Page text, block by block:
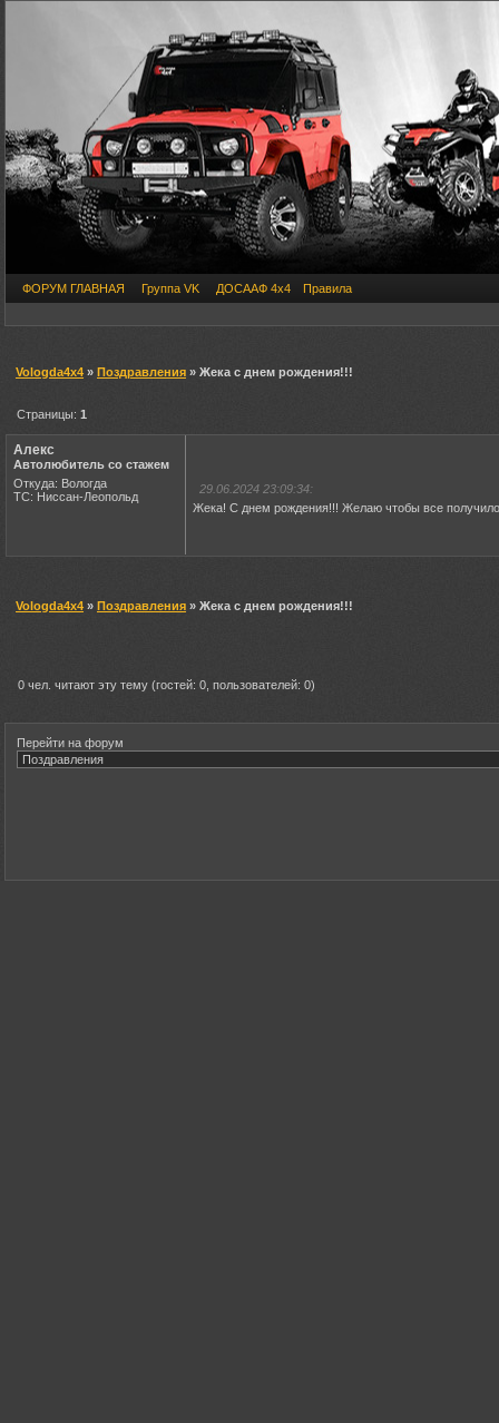
ФОРУМ ГЛАВНАЯ Группа VK ДОСААФ 4х4 Правила
Vologda4x4 » Поздравления » Жека с днем рождения!!!
Страницы:1
Алекс
Автолюбитель со стажем
Откуда: Вологда
ТС: Ниссан-Леопольд
29.06.2024 23:09:34:
Жека! С днем рождения!!! Желаю чтобы все
Vologda4x4 » Поздравления » Жека с днем рождения!!!
0 чел. читают эту тему (гостей: 0, пользователей: 0)
Перейти на форум